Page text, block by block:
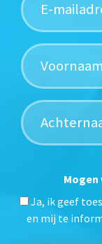
Mogen
Ja, ik geef
en mij te